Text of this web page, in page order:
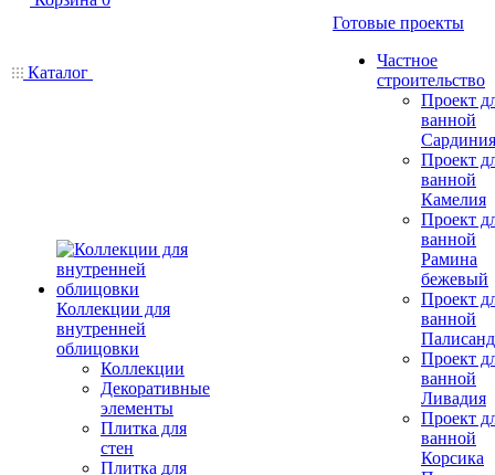
Каталог
Коллекции для
внутренней
облицовки
Коллекции
Декоративные
элементы
Плитка для
стен
Плитка для
Готовые проекты
Частное
строительство
Проект
ванной
Сардиния
Проект
ванной
Камелия
Проект
ванной
Рамина
бежевый
Проект
ванной
Проект
ванной
Ливадия
Проект
ванной
Корсика